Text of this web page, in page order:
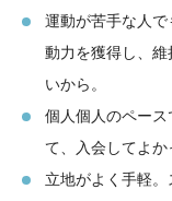
運動が苦手な人
動力を獲得し、
いから。
個人個人のペース
て、入会してよか
立地がよく手軽